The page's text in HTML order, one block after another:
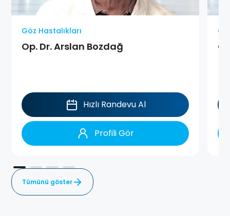
Göz Hastalıkları
Op. Dr. Arslan Bozdağ
Hızlı Randevu Al
Profili Gör
Tümünü göster